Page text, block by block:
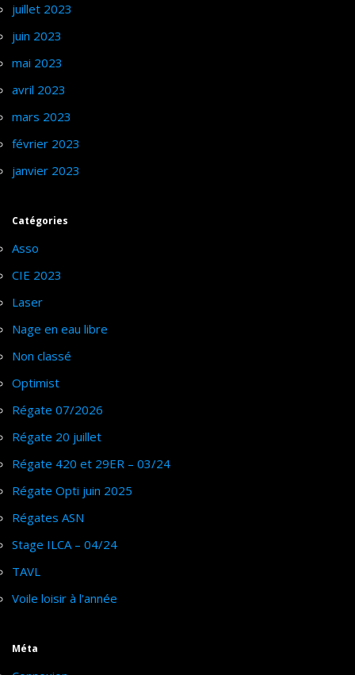
juillet 2023
juin 2023
mai 2023
avril 2023
mars 2023
février 2023
janvier 2023
Catégories
Asso
CIE 2023
Laser
Nage en eau libre
Non classé
Optimist
Régate 07/2026
Régate 20 juillet
Régate 420 et 29ER – 03/24
Régate Opti juin 2025
Régates ASN
Stage ILCA – 04/24
TAVL
Voile loisir à l'année
Méta